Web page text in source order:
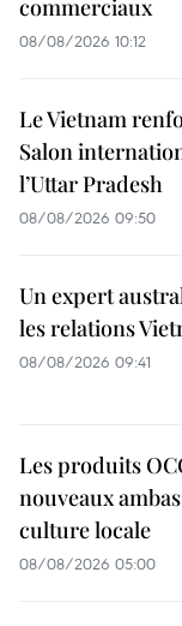
commerciaux
08/08/2026 10:12
Le Vietnam
Salon
l’Uttar Pradesh
08/08/2026 09:50
Un expert
les relations
08/08/2026 09:41
Les produits
nouveaux
culture locale
08/08/2026 05:00